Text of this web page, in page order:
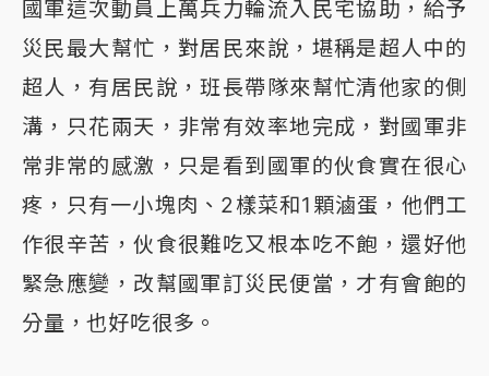
國軍這次動員上萬兵力輪流入民宅協助，給予
災民最大幫忙，對居民來說，堪稱是超人中的
超人，有居民說，班長帶隊來幫忙清他家的側
溝，只花兩天，非常有效率地完成，對國軍非
常非常的感激，只是看到國軍的伙食實在很心
疼，只有一小塊肉、2樣菜和1顆滷蛋，他們工
作很辛苦，伙食很難吃又根本吃不飽，還好他
緊急應變，改幫國軍訂災民便當，才有會飽的
分量，也好吃很多。